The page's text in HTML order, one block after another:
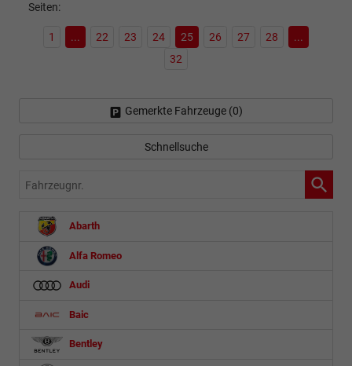
Seiten:
1 ... 22 23 24 25 26 27 28
...
32
Gemerkte Fahrzeuge (0)
Schnellsuche
Fahrzeugnr.
Abarth
Alfa Romeo
Audi
Baic
Bentley